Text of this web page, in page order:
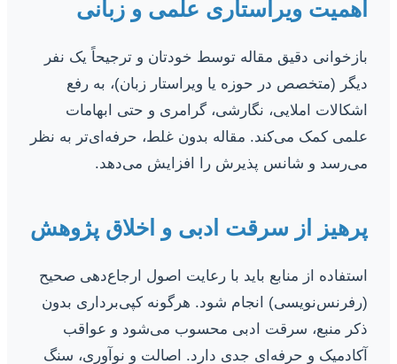
اهمیت ویراستاری علمی و زبانی
بازخوانی دقیق مقاله توسط خودتان و ترجیحاً یک نفر
دیگر (متخصص در حوزه یا ویراستار زبان)، به رفع
اشکالات املایی، نگارشی، گرامری و حتی ابهامات
علمی کمک می‌کند. مقاله بدون غلط، حرفه‌ای‌تر به نظر
می‌رسد و شانس پذیرش را افزایش می‌دهد.
پرهیز از سرقت ادبی و اخلاق پژوهش
استفاده از منابع باید با رعایت اصول ارجاع‌دهی صحیح
(رفرنس‌نویسی) انجام شود. هرگونه کپی‌برداری بدون
ذکر منبع، سرقت ادبی محسوب می‌شود و عواقب
آکادمیک و حرفه‌ای جدی دارد. اصالت و نوآوری، سنگ